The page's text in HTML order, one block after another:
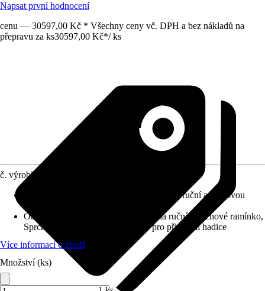
Napsat první hodnocení
cenu — 30597,00 Kč * Všechny ceny vč. DPH a bez nákladů na
přepravu za ks30597,00 Kč*/ ks
č. výrobku
Podomítkový sprchový systém s ruční a hlavovou
Obsah balení
Sprcha hlavová, Sprcha ruční, Sprchové ramínko,
Sprchová hadice, Vanové kolínko pro připojení hadice
Více informací o zboží
Množství (ks)